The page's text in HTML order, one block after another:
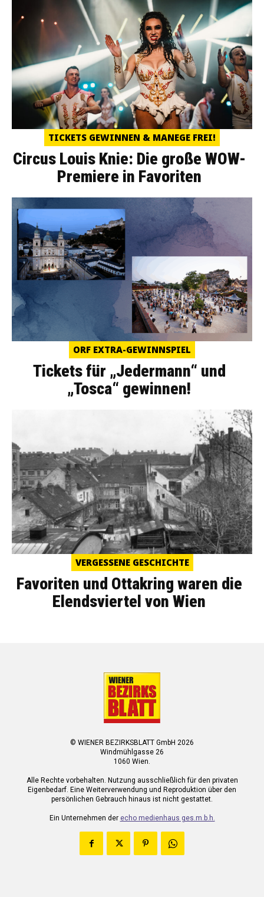
TICKETS GEWINNEN & MANEGE FREI!
Circus Louis Knie: Die große WOW-
Premiere in Favoriten
ORF EXTRA-GEWINNSPIEL
Tickets für „Jedermann“ und
„Tosca“ gewinnen!
VERGESSENE GESCHICHTE
Favoriten und Ottakring waren die
Elendsviertel von Wien
© WIENER BEZIRKSBLATT GmbH 2026
Windmühlgasse 26
1060 Wien.
Alle Rechte vorbehalten. Nutzung ausschließlich für den privaten
Eigenbedarf. Eine Weiterverwendung und Reproduktion über den
persönlichen Gebrauch hinaus ist nicht gestattet.
Ein Unternehmen der echo medienhaus ges.m.b.h.